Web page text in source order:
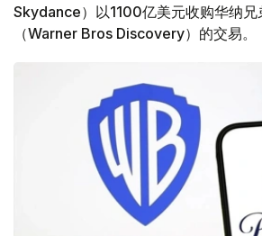
Skydance）以1100亿美元收购华纳兄
（Warner Bros Discovery）的交易。